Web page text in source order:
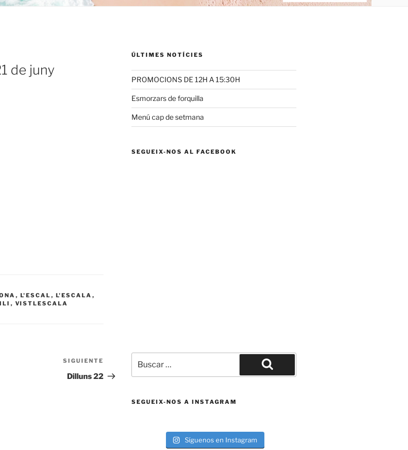
de juny
, L'ESCAL , L'ESCALA ,
, VISTLESCALA
Siguiente
entrada
SIGUIENTE
Dilluns 22
ÚLTIMES NOTÍCIES
PROMOCIONS DE 12H A 15:30H
Esmorzars de forquilla
Menú cap de setmana
SEGUEIX-NOS AL FACEBOOK
por:
Buscar
SEGUEIX-NOS A INSTAGRAM
Síguenos en Instagram